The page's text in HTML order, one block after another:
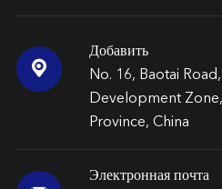

Добавить
No. 16, Baotai
Development Zone,
Province, China
Электронная почта